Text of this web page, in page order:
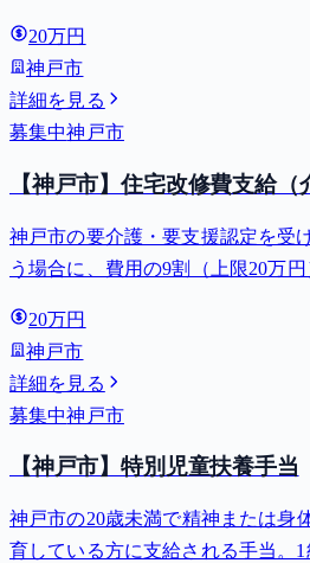
20万円
神戸市
詳細を見る
募集中神戸市
【神戸市】住宅改修費支給（
神戸市の要介護・要支援認定を受
う場合に、費用の9割（上限20万円
20万円
神戸市
詳細を見る
募集中神戸市
【神戸市】特別児童扶養手当
神戸市の20歳未満で精神または身
育している方に支給される手当。1